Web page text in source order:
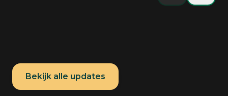
Techtalk
AI maakt
technische
Bekijk alle updates